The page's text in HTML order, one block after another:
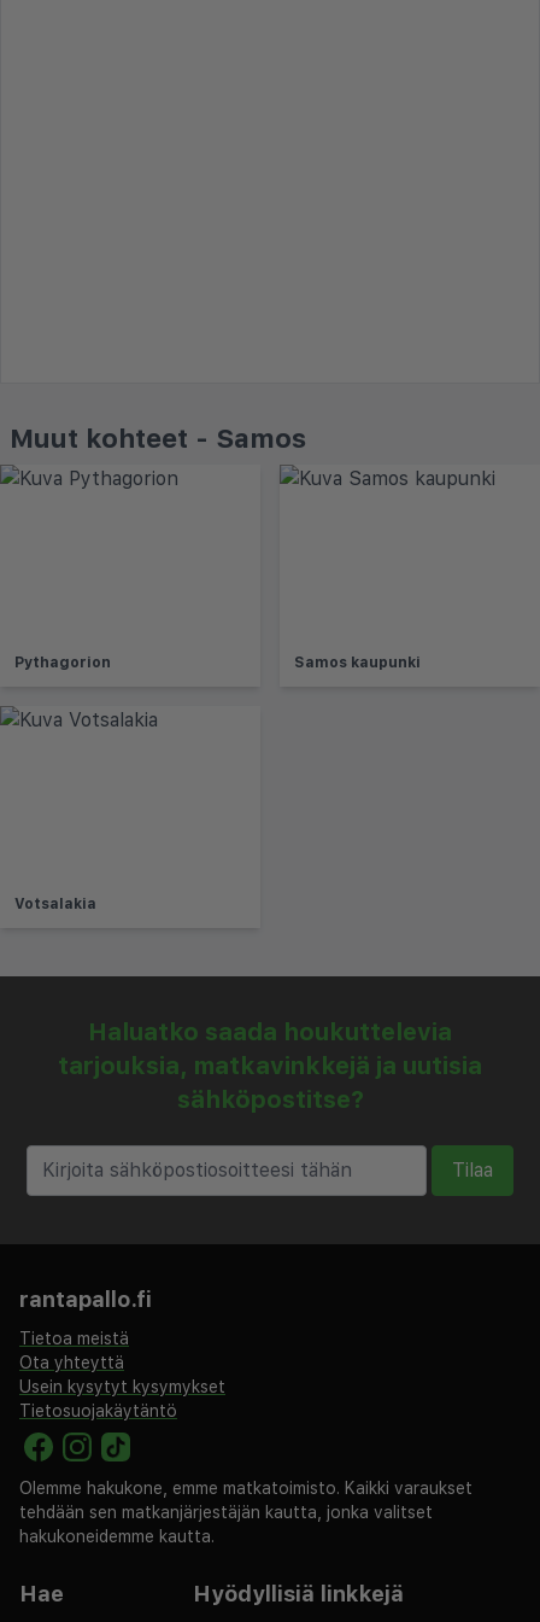
Muut kohteet - Samos
Pythagorion Samos kaupunki
Votsalakia
Haluatko saada houkuttelevia
tarjouksia, matkavinkkejä ja uutisia
sähköpostitse?
Tilaa
rantapallo.fi
Tietoa meistä
Ota yhteyttä
Usein kysytyt kysymykset
Tietosuojakäytäntö
Olemme hakukone, emme matkatoimisto. Kaikki varaukset
tehdään sen matkanjärjestäjän kautta, jonka valitset
hakukoneidemme kautta.
Hae Hyödyllisiä linkkejä